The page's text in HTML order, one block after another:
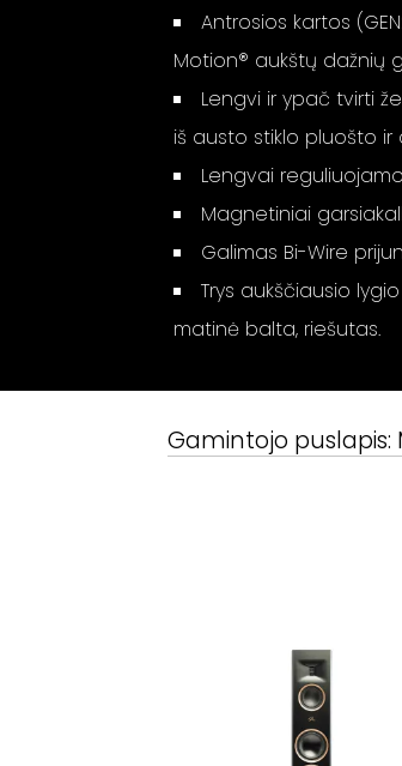
Antrosios kartos
Motion® aukštų dažnių
Lengvi ir ypač tvirti
iš austo stiklo pluošto ir
Lengvai
Magnetiniai
Galimas Bi-Wire
Trys aukščiausio
matinė balta, riešutas.
Gamintojo puslapis: